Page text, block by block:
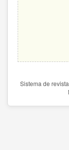
Sistema de